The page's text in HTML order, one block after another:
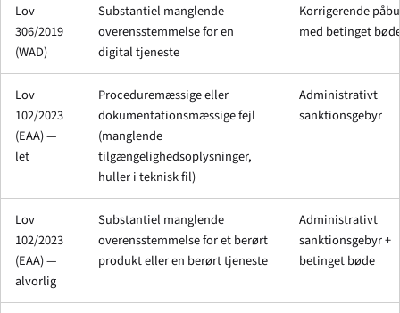
Lov
306/2019
(WAD)
Substantiel manglende
overensstemmelse for en
digital tjeneste
Korrigerende
med betinget
Lov
102/2023
(EAA) —
let
Proceduremæssige eller
dokumentationsmæssige fejl
(manglende
tilgængelighedsoplysninger,
huller i teknisk fil)
Administrativt
sanktionsgebyr
Lov
102/2023
(EAA) —
alvorlig
Substantiel manglende
overensstemmelse for et berørt
produkt eller en berørt tjeneste
Administrativt
sanktionsgebyr +
betinget bøde